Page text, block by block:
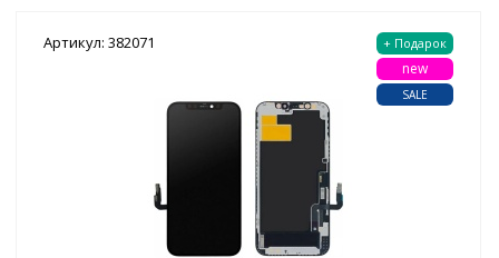
Артикул: 382071 + Подарок
new
SALE